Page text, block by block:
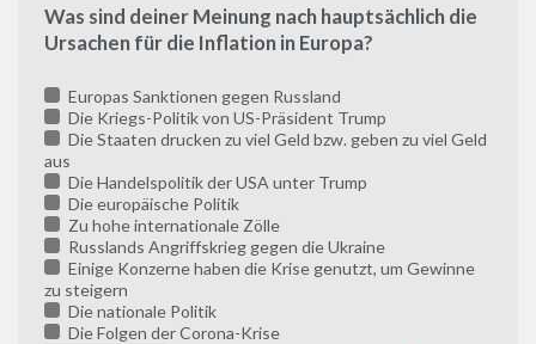
Was sind deiner Meinung nach hauptsächlich die
Ursachen für die Inflation in Europa?
Europas Sanktionen gegen Russland
Die Kriegs-Politik von US-Präsident Trump
Die Staaten drucken zu viel Geld bzw. geben zu viel Geld
aus
Die Handelspolitik der USA unter Trump
Die europäische Politik
Zu hohe internationale Zölle
Russlands Angriffskrieg gegen die Ukraine
Einige Konzerne haben die Krise genutzt, um Gewinne
zu steigern
Die nationale Politik
Die Folgen der Corona-Krise